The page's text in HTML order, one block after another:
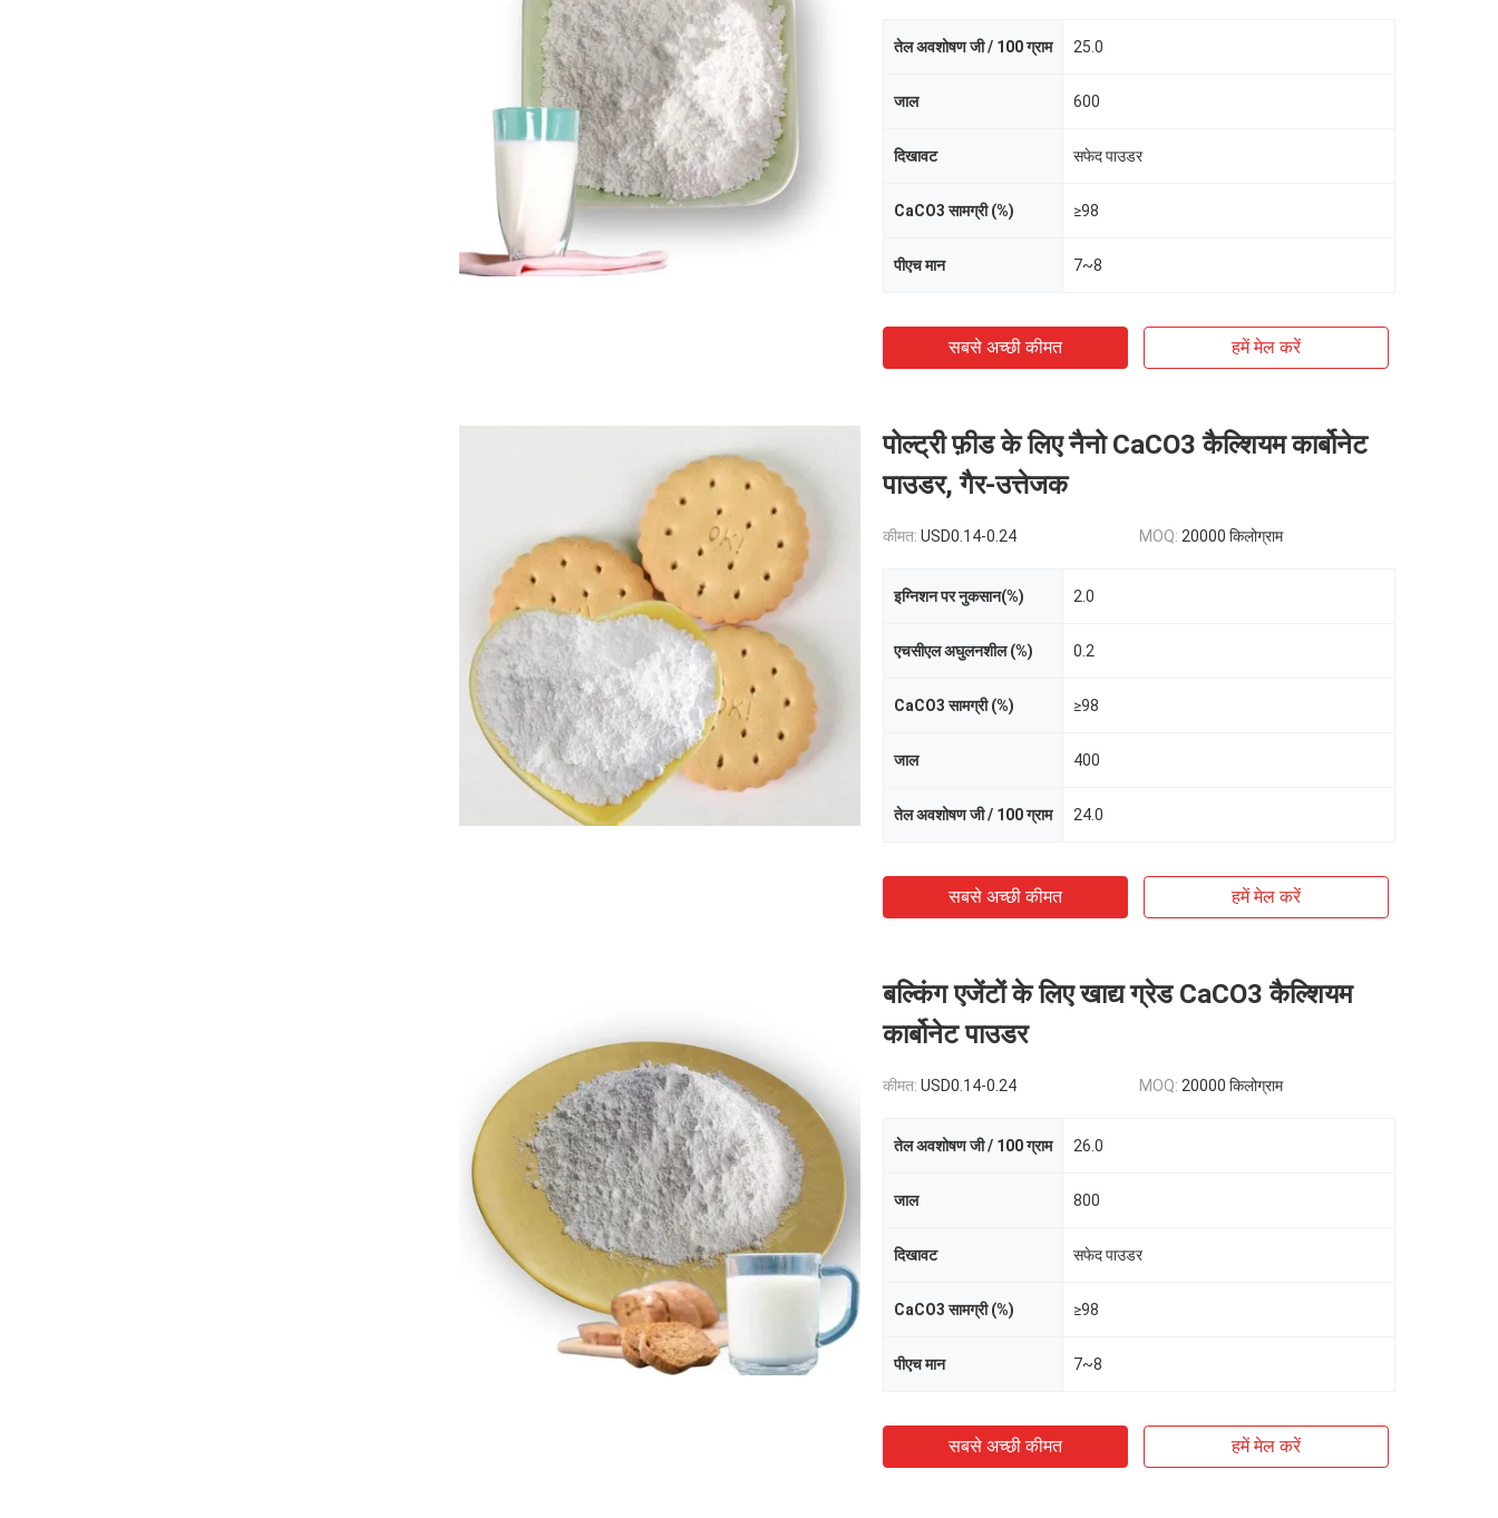
तेल अवशोषण जी / 100 ग्राम 25.0
जाल 600
दिखावट सफेद पाउडर
CaCO3 सामग्री (%) ≥98
पीएच मान 7~8
सबसे अच्छी कीमत हमें मेल करें
पोल्ट्री फ़ीड के लिए नैनो CaCO3 कैल्शियम कार्बोनेट
पाउडर, गैर-उत्तेजक
कीमत: USD0.14-0.24 MOQ: 20000 किलोग्राम
इग्निशन पर नुकसान(%) 2.0
एचसीएल अघुलनशील (%) 0.2
CaCO3 सामग्री (%) ≥98
जाल 400
तेल अवशोषण जी / 100 ग्राम 24.0
सबसे अच्छी कीमत हमें मेल करें
बल्किंग एजेंटों के लिए खाद्य ग्रेड CaCO3 कैल्शियम
कार्बोनेट पाउडर
कीमत: USD0.14-0.24 MOQ: 20000 किलोग्राम
तेल अवशोषण जी / 100 ग्राम 26.0
जाल 800
दिखावट सफेद पाउडर
CaCO3 सामग्री (%) ≥98
पीएच मान 7~8
सबसे अच्छी कीमत हमें मेल करें